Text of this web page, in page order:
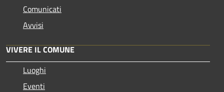
Comunicati
Avvisi
VIVERE IL COMUNE
Luoghi
Eventi